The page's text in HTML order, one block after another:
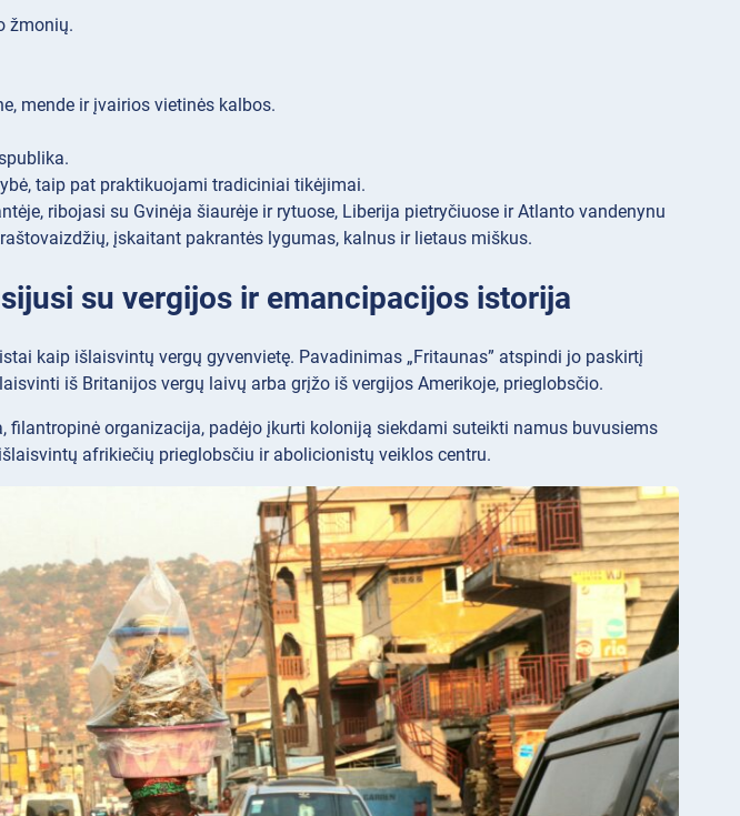
žmonių.
mende ir įvairios vietinės kalbos.
taip pat praktikuojami tradiciniai tikėjimai.
ribojasi su Gvinėja šiaurėje ir rytuose, Liberija pietryčiuose ir Atlanto vandenynu
įskaitant pakrantės lygumas, kalnus ir lietaus miškus.
su vergijos ir emancipacijos istorija
kaip išlaisvintų vergų gyvenvietę. Pavadinimas „Fritaunas” atspindi jo paskirtį
iš Britanijos vergų laivų arba grįžo iš vergijos Amerikoje, prieglobsčio.
filantropinė organizacija, padėjo įkurti koloniją siekdami suteikti namus buvusiems
afrikiečių prieglobsčiu ir abolicionistų veiklos centru.